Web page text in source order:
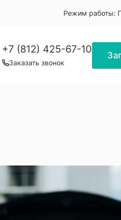
Режим работы:
+7 (812) 425-67-10
Заказать звонок